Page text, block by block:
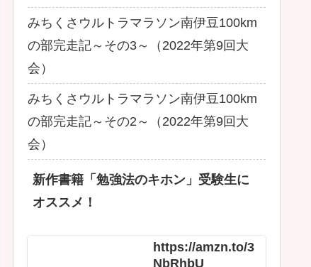
みちくさウルトラマラソン南伊豆100km
の部完走記～その3～（2022年第9回大
会）
みちくさウルトラマラソン南伊豆100km
の部完走記～その2～（2022年第9回大
会）
新作書籍「勉強法のキホン」受験生に
オススメ！
https://amzn.to/3
NbRhbU